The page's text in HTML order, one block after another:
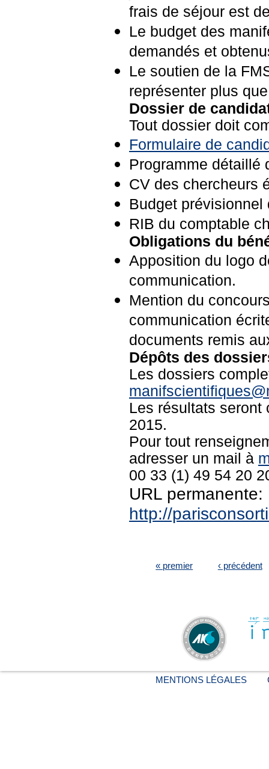
frais de séjour est
Le budget des
demandés et
Le soutien de la
représenter plus
Dossier de
Tout dossier doit
Formulaire de
Programme détaillé
CV des chercheurs
Budget
RIB du comptable
Obligations du
Apposition du logo
communication.
Mention du
communication
documents remis
Dépôts des
Les dossiers
Les résultats seront
2015.
Pour tout
adresser un mail à
00 33 (1) 49 54 20
URL permanente:
http://
« premier ‹ précédent
MENTIONS LÉGALES